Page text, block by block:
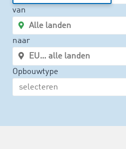
van
naar
Opbouwtype